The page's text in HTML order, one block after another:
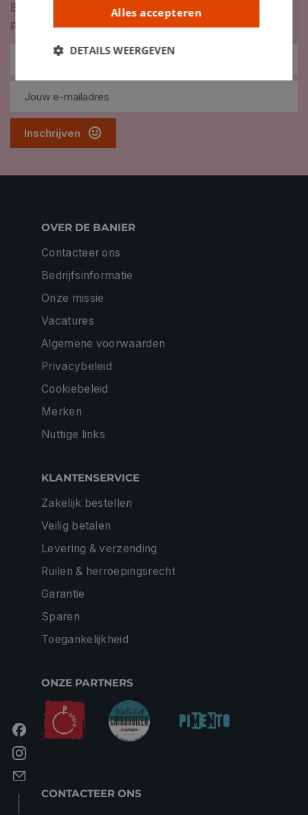
Blijf op de hoogte van nieuwigheden, inspiratie,
promoties en meer!
Inschrijven
OVER DE BANIER
Contacteer ons
Bedrijfsinformatie
Onze missie
Vacatures
Algemene voorwaarden
Privacybeleid
Cookiebeleid
Merken
Nuttige links
KLANTENSERVICE
Zakelijk bestellen
Veilig betalen
Levering & verzending
Ruilen & herroepingsrecht
Garantie
Sparen
Toegankelijkheid
ONZE PARTNERS
CONTACTEER ONS
Alles accepteren
DETAILS WEERGEVEN